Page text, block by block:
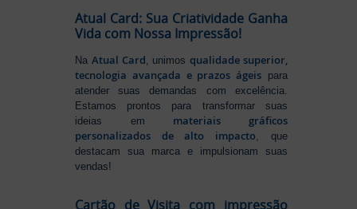
Atual Card: Sua Criatividade Ganha
Vida com Nossa Impressão!
Na Atual Card, unimos qualidade superior,
tecnologia avançada e prazos ágeispara
atender suas demandas com excelência.
Estamos prontos para transformar suas
ideias em materiais gráficos
personalizados de alto impacto, que
destacam sua marca e impulsionam suas
vendas!
Cartão de Visita com impressão